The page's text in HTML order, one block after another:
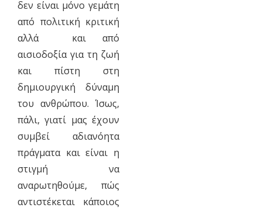
δεν είναι μόνο γεμάτη
από πολιτική κριτική
αλλά και από
αισιοδοξία για τη ζωή
και πίστη στη
δημιουργική δύναμη
του ανθρώπου. Ίσως,
πάλι, γιατί μας έχουν
συμβεί αδιανόητα
πράγματα και είναι η
στιγμή να
αναρωτηθούμε, πώς
αντιστέκεται κάποιος